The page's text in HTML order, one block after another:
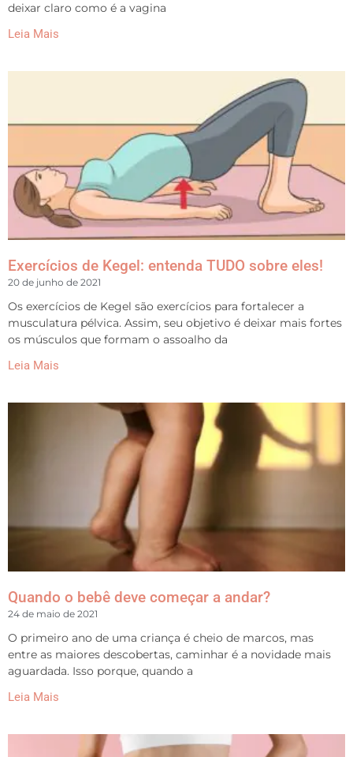
deixar claro como é a vagina
Leia Mais
Exercícios de Kegel: entenda TUDO sobre eles!
20 de junho de 2021
Os exercícios de Kegel são exercícios para fortalecer a
musculatura pélvica. Assim, seu objetivo é deixar mais fortes
os músculos que formam o assoalho da
Leia Mais
Quando o bebê deve começar a andar?
24 de maio de 2021
O primeiro ano de uma criança é cheio de marcos, mas
entre as maiores descobertas, caminhar é a novidade mais
aguardada. Isso porque, quando a
Leia Mais